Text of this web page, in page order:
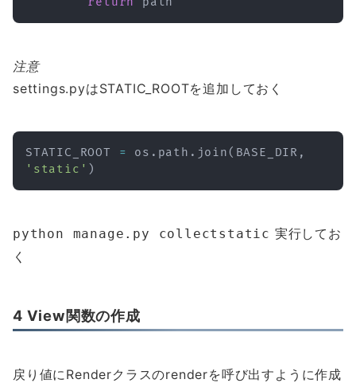
注意
settings.pyはSTATIC_ROOTを追加しておく
STATIC_ROOT = os . path . join ( BASE_DIR ,
'static' )
python manage.py collectstatic 実行してお
く
4 View関数の作成
戻り値にRenderクラスのrenderを呼び出すように作成